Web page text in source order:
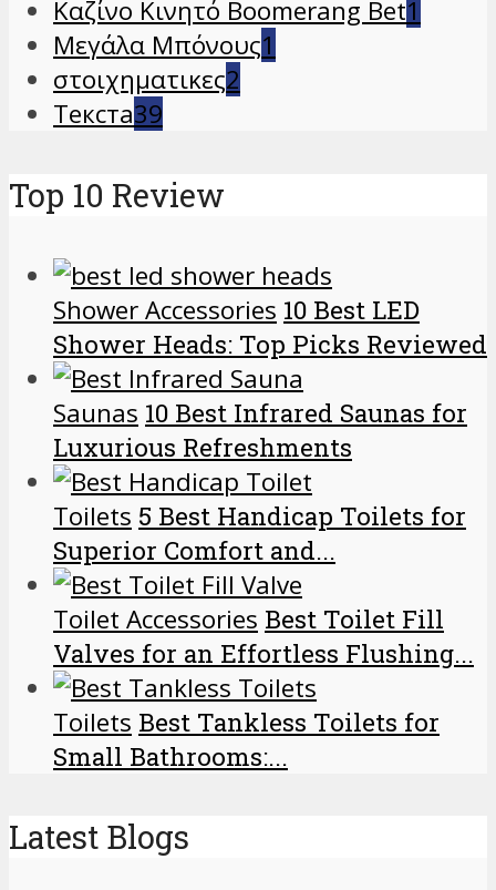
Καζίνο Κινητό Boomerang Bet1
Μεγάλα Μπόνους1
στοιχηματικες2
Текста39
Top 10 Review
Shower Accessories 10 Best LED
Shower Heads: Top Picks Reviewed
Saunas 10 Best Infrared Saunas for
Luxurious Refreshments
Toilets 5 Best Handicap Toilets for
Superior Comfort and...
Toilet Accessories Best Toilet Fill
Valves for an Effortless Flushing...
Toilets Best Tankless Toilets for
Small Bathrooms:...
Latest Blogs